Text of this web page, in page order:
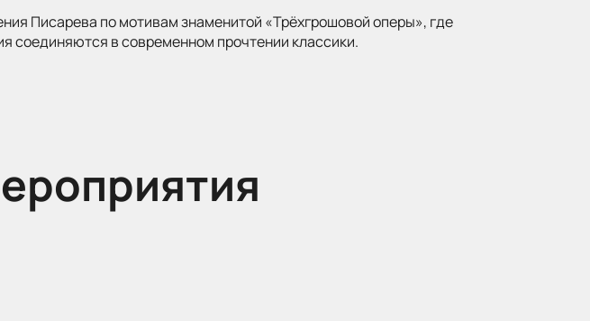
Писарева по мотивам знаменитой «Трёхгрошовой оперы», где
соединяются в современном прочтении классики.